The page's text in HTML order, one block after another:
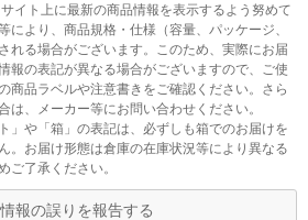
イト上に最新の商品情報を表示するよう努めて
により、商品規格・仕様（容量、パッケージ、
れる場合がございます。このため、実際にお届
報の表記が異なる場合がございますので、ご使
商品ラベルや注意書きをご確認ください。さら
は、メーカー等にお問い合わせください。
」や「箱」の表記は、必ずしも箱でのお届けを
。お届け形態は倉庫の在庫状況等により異なる
ご了承ください。
報の誤りを報告する